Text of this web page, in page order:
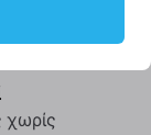
χωρίς